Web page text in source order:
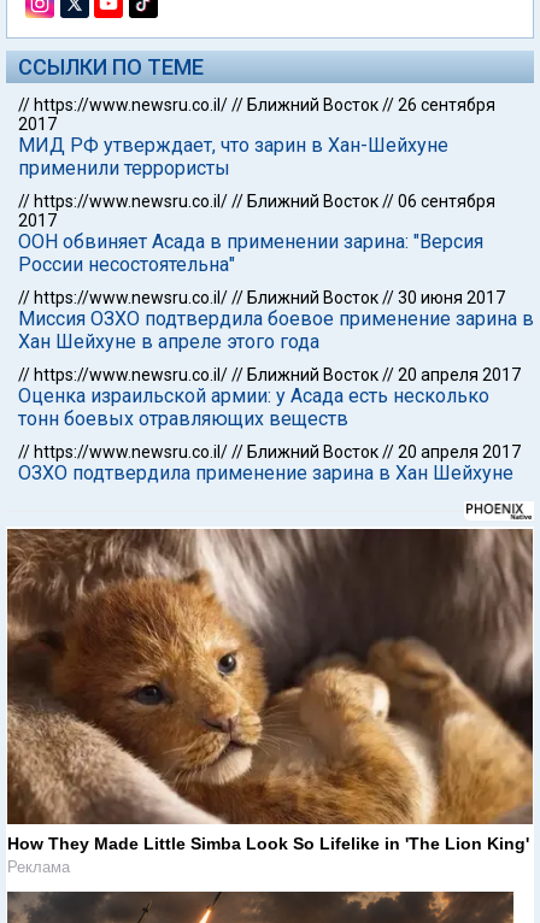
ССЫЛКИ ПО ТЕМЕ
// https://www.newsru.co.il/// Ближний Восток//26 сентября
2017
МИД РФ утверждает, что зарин в Хан-Шейхуне
применили террористы
// https://www.newsru.co.il/// Ближний Восток//06 сентября
2017
ООН обвиняет Асада в применении зарина: "Версия
России несостоятельна"
// https://www.newsru.co.il/// Ближний Восток//30 июня 2017
Миссия ОЗХО подтвердила боевое применение зарина в
Хан Шейхуне в апреле этого года
// https://www.newsru.co.il/// Ближний Восток//20 апреля 2017
Оценка израильской армии: у Асада есть несколько
тонн боевых отравляющих веществ
// https://www.newsru.co.il/// Ближний Восток//20 апреля 2017
ОЗХО подтвердила применение зарина в Хан Шейхуне
How They Made Little Simba Look So Lifelike in 'The Lion King'
Реклама